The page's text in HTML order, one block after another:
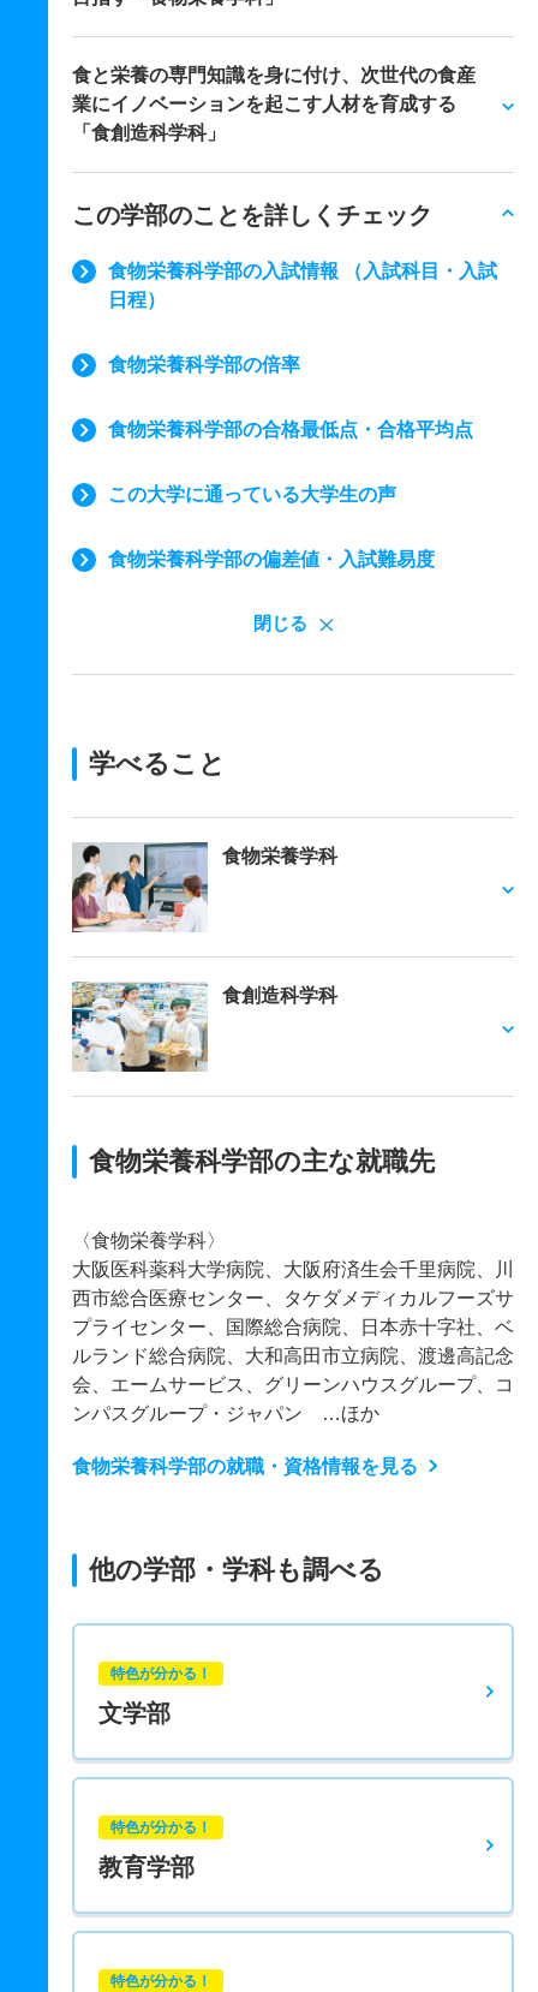
食と栄養の専門知識を身に付け、次世代の食産
業にイノベーションを起こす人材を育成する
「食創造科学科」
この学部のことを詳しくチェック
食物栄養科学部の入試情報 （入試科目・入試
日程）
食物栄養科学部の倍率
食物栄養科学部の合格最低点・合格平均点
この大学に通っている大学生の声
食物栄養科学部の偏差値・入試難易度
閉じる
学べること
食物栄養学科
食創造科学科
食物栄養科学部の主な就職先
〈食物栄養学科〉
大阪医科薬科大学病院、大阪府済生会千里病院、川
西市総合医療センター、タケダメディカルフーズサ
プライセンター、国際総合病院、日本赤十字社、ベ
ルランド総合病院、大和高田市立病院、渡邊高記念
会、エームサービス、グリーンハウスグループ、コ
ンパスグループ・ジャパン …ほか
食物栄養科学部の就職・資格情報を見る
他の学部・学科も調べる
特色が分かる！
文学部
特色が分かる！
教育学部
特色が分かる！